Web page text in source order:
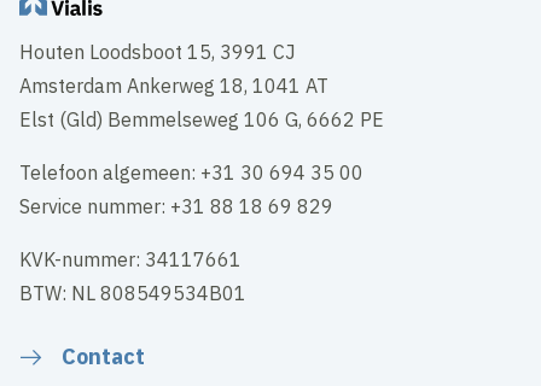
Houten Loodsboot 15, 3991 CJ
Amsterdam Ankerweg 18, 1041 AT
Elst (Gld) Bemmelseweg 106 G, 6662 PE
Telefoon algemeen: +31 30 694 35 00
Service nummer: +31 88 18 69 829
KVK-nummer: 34117661
BTW: NL 808549534B01
Contact